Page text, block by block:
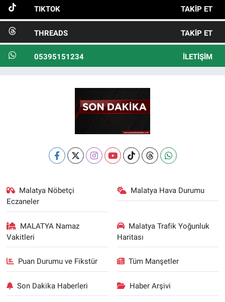
TIKTOK TAKIP ET
THREADS TAKIP ET
05395151234 İLETIŞIM
Malatya Nöbetçi
Eczaneler
Malatya Hava Durumu
MALATYA Namaz
Vakitleri
Malatya Trafik Yoğunluk
Haritası
Puan Durumu ve Fikstür Tüm Manşetler
Son Dakika Haberleri Haber Arşivi